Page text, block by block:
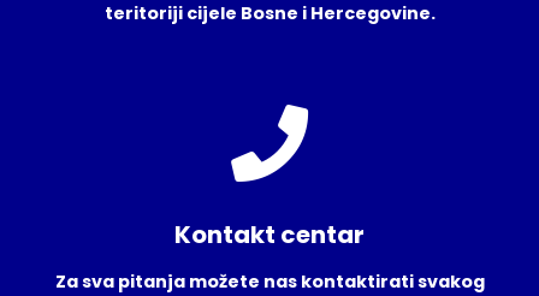
teritoriji cijele Bosne i Hercegovine.
Kontakt centar
Za sva pitanja možete nas kontaktirati svakog